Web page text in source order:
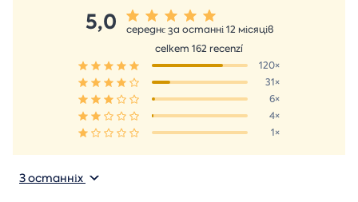
5,0
середнє за останні 12 місяців
celkem 162 recenzí
120×
31×
6×
4×
1×
З останніх